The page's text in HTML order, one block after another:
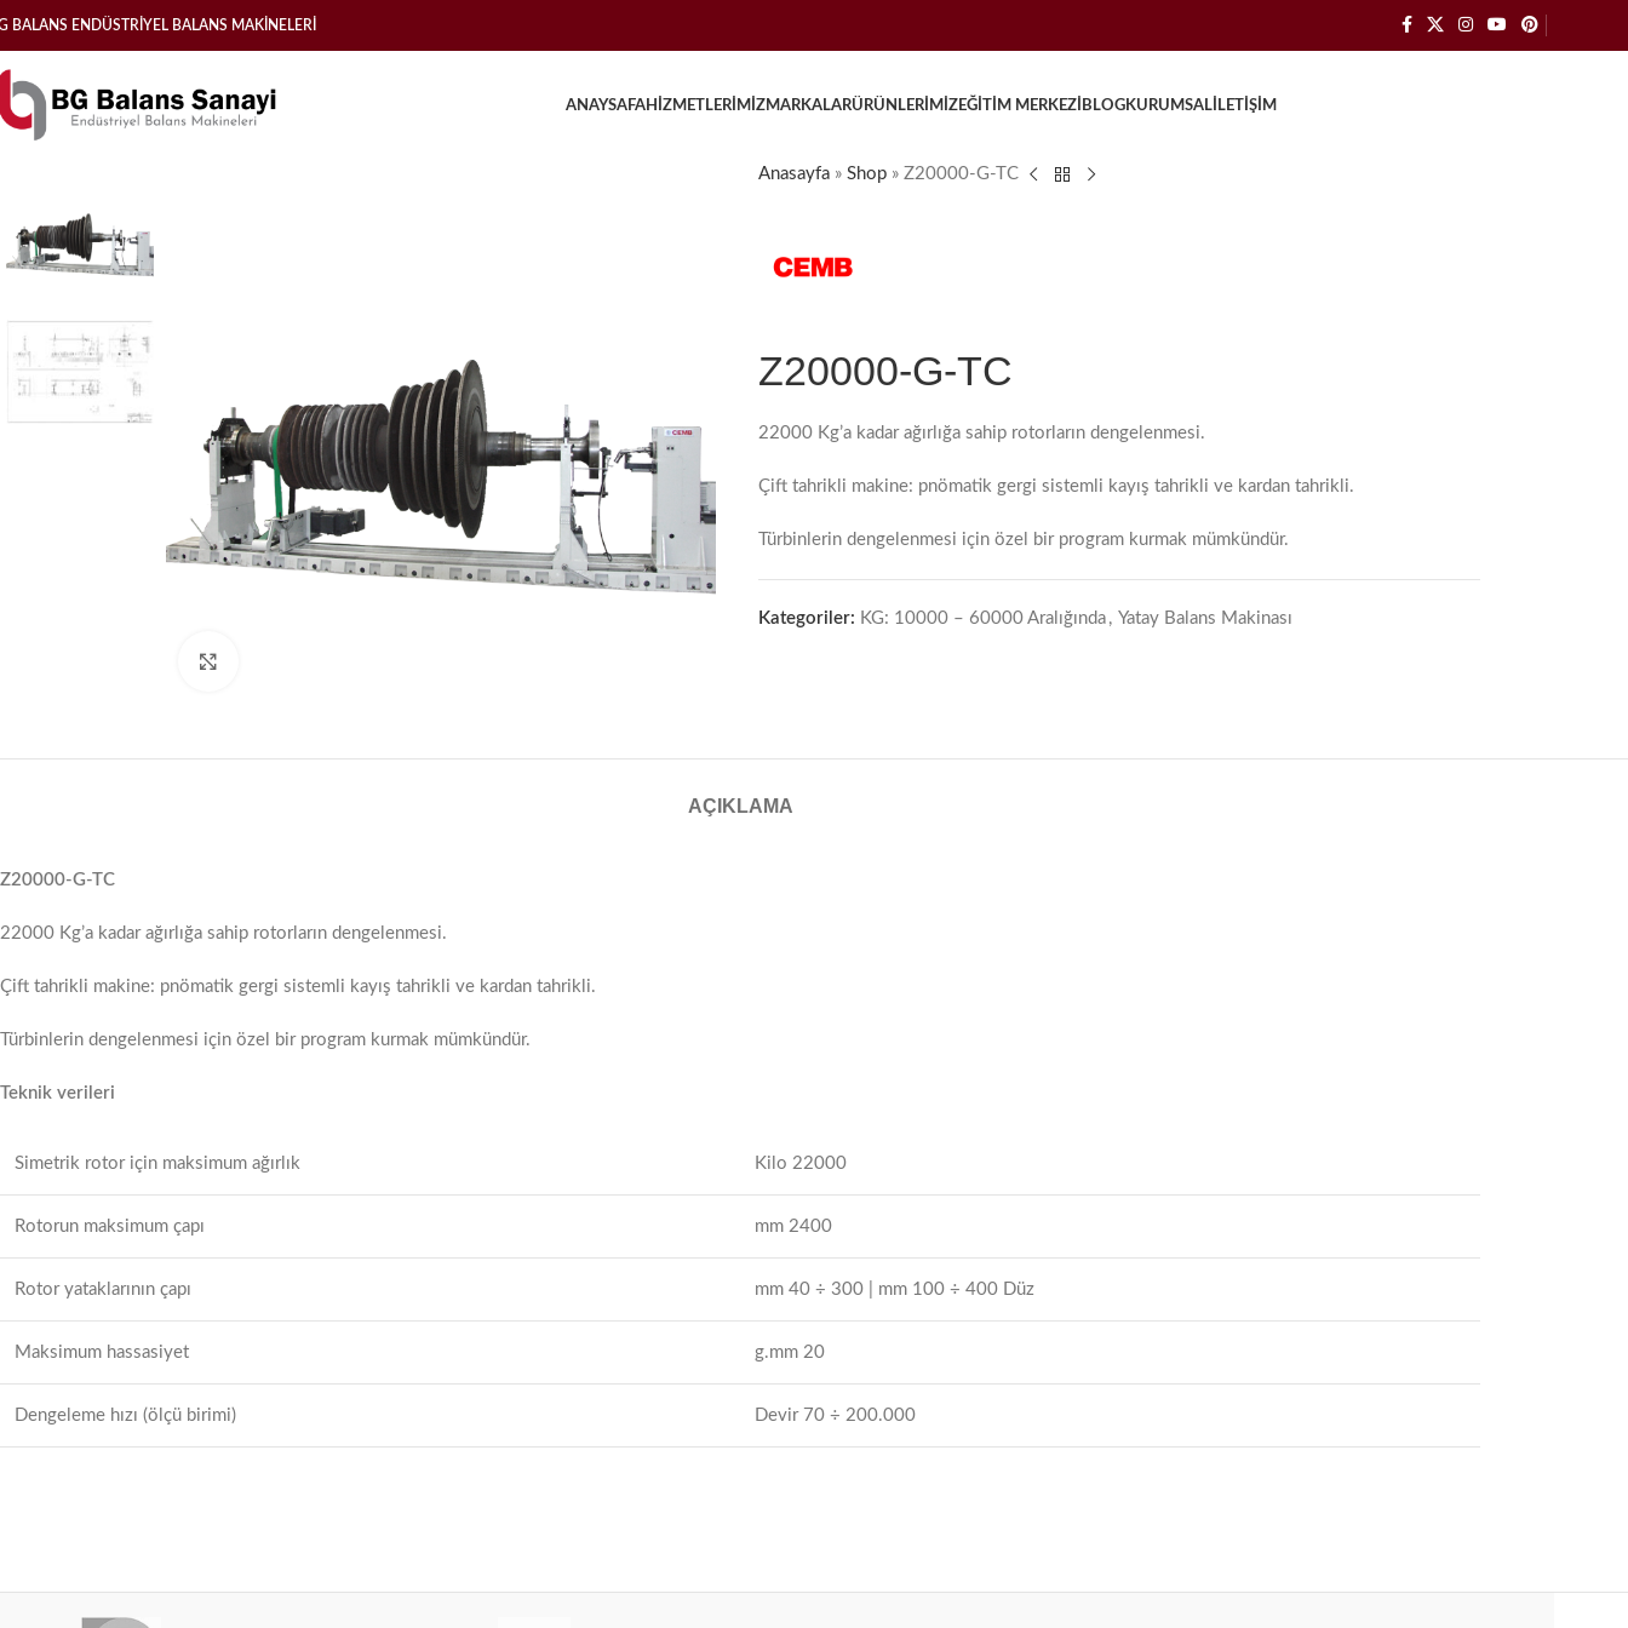
BALANS ENDÜSTRİYEL BALANS MAKİNELERİ
ANAYSAFAHIZMETLERIMIZMARKALARÜRÜNLERIMIZEĞITIM MERKEZI BLOGKURUMSAL İLETIŞIM
Anasayfa» Shop» Z20000-G-TC
Z20000-G-TC
22000 Kg’a kadar ağırlığa sahip rotorların dengelenmesi.
Çift tahrikli makine: pnömatik gergi sistemli kayış tahrikli ve kardan tahrikli.
Türbinlerin dengelenmesi için özel bir program kurmak mümkündür.
Kategoriler: KG: 10000 – 60000 Aralığında , Yatay Balans Makinası
AÇIKLAMA
Z20000-G-TC
22000 Kg’a kadar ağırlığa sahip rotorların dengelenmesi.
Çift tahrikli makine: pnömatik gergi sistemli kayış tahrikli ve kardan tahrikli.
Türbinlerin dengelenmesi için özel bir program kurmak mümkündür.
Teknik verileri
Simetrik rotor için maksimum ağırlık Kilo 22000
Rotorun maksimum çapı mm 2400
Rotor yataklarının çapı mm 40 ÷ 300 | mm 100 ÷ 400 Düz
Maksimum hassasiyet g.mm 20
Dengeleme hızı (ölçü birimi) Devir 70 ÷ 200.000